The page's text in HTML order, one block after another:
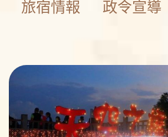
旅宿情報
政令宣導